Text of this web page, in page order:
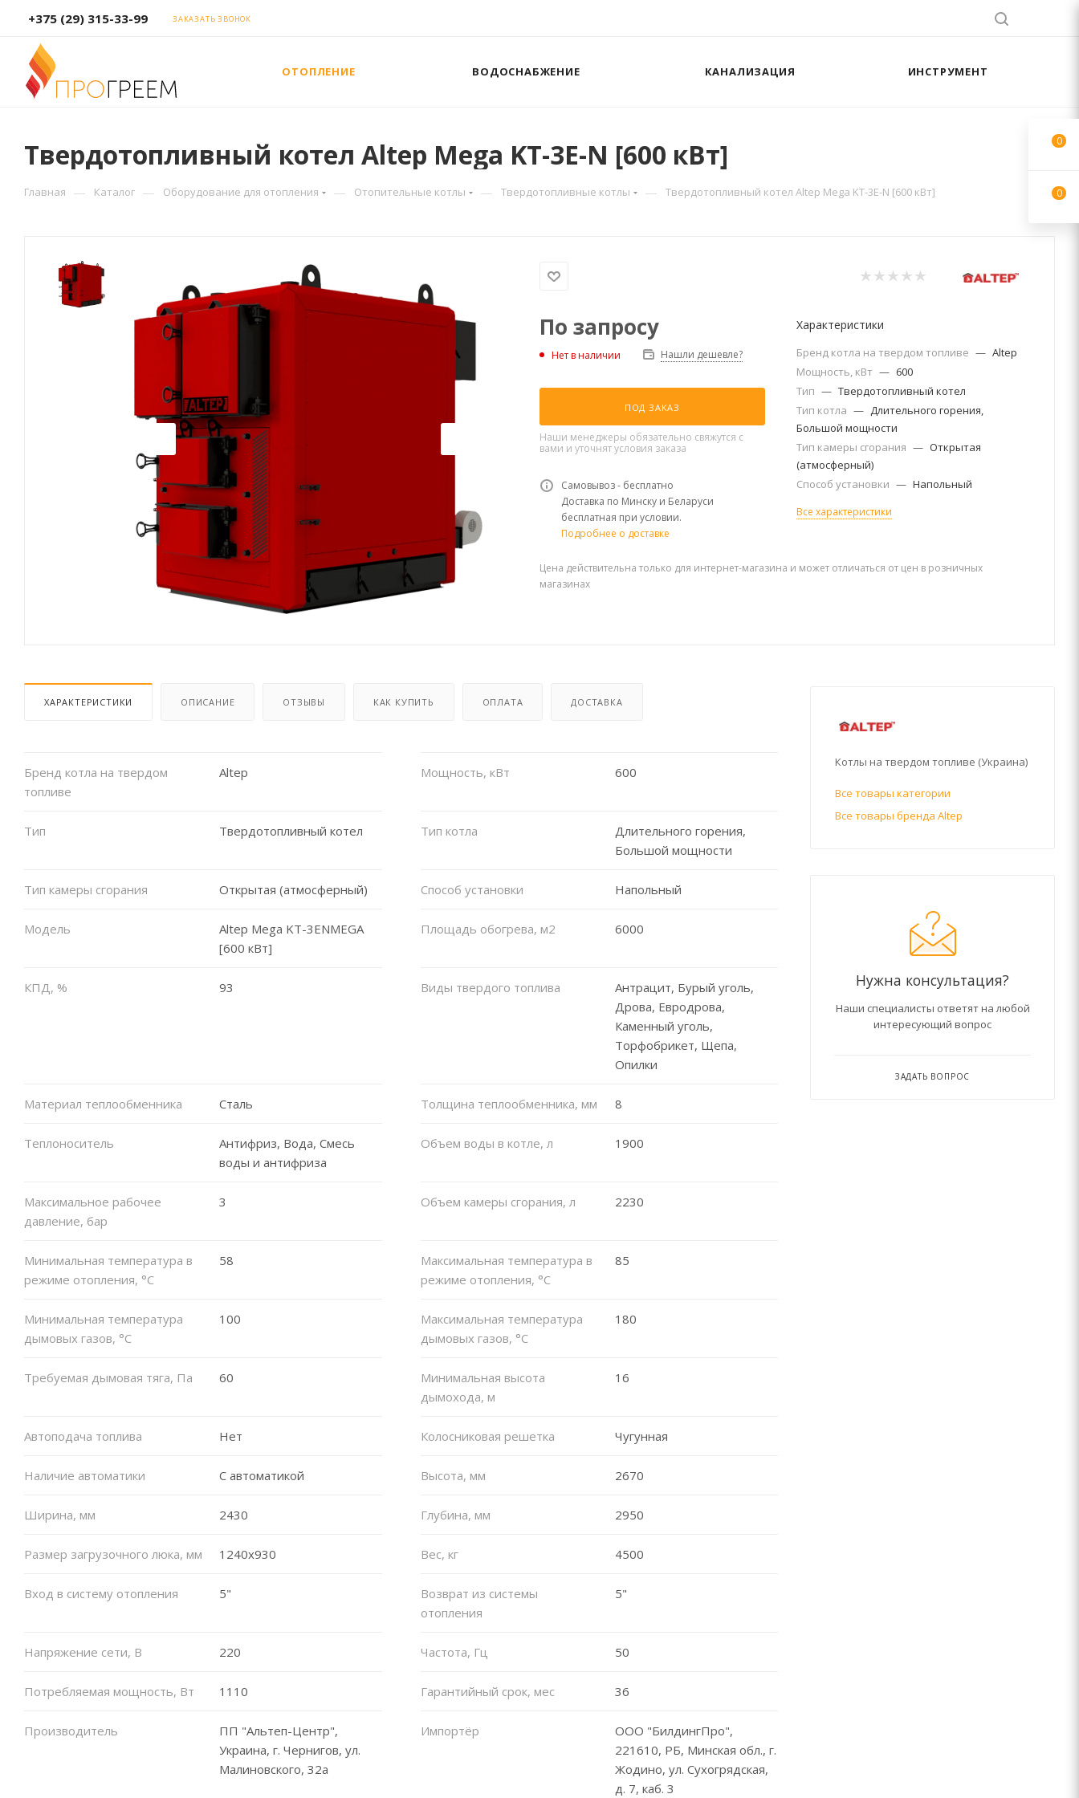
+375 (29) 315-33-99 ЗАКАЗАТЬ ЗВОНОК
ОТОПЛЕНИЕ ВОДОСНАБЖЕНИЕ КАНАЛИЗАЦИЯ ИНСТРУМЕНТ
Твердотопливный котел Altep Mega KT-3E-N [600 кВт]
Главная — Каталог — Оборудование для отопления — Отопительные котлы — Твердотопливные котлы — Твердотопливный котел Altep Mega KT-3E-N [600 кВт]
По запросу
Нет в наличии Нашли дешевле?
ПОД ЗАКАЗ
Наши менеджеры обязательно свяжутся с
вами и уточнят условия заказа
Самовывоз - бесплатно
Доставка по Минску и Беларуси
бесплатная при условии.
Подробнее о доставке
Характеристики
Бренд котла на твердом топливе — Altep
Мощность, кВт — 600
Тип — Твердотопливный котел
Тип котла — Длительного горения,
Большой мощности
Тип камеры сгорания — Открытая
(атмосферный)
Способ установки — Напольный
Все характеристики
Цена действительна только для интернет-магазина и может отличаться от цен в розничных
магазинах
ХАРАКТЕРИСТИКИ ОПИСАНИЕ ОТЗЫВЫ КАК КУПИТЬ ОПЛАТА ДОСТАВКА
Бренд котла на твердом
топливе
Altep Мощность, кВт 600
Тип Твердотопливный котел Тип котла
Длительного горения,
Большой мощности
Тип камеры сгорания Открытая (атмосферный) Способ установки Напольный
Модель
Altep Mega KT-3ENMEGA
[600 кВт]
Площадь обогрева, м2 6000
КПД, % 93 Виды твердого топлива
Антрацит, Бурый уголь,
Дрова, Евродрова,
Каменный уголь,
Торфобрикет, Щепа,
Опилки
Материал теплообменника Сталь Толщина теплообменника, мм 8
Теплоноситель
Антифриз, Вода, Смесь
воды и антифриза
Объем воды в котле, л 1900
Максимальное рабочее
давление, бар
3 Объем камеры сгорания, л 2230
Минимальная температура в
режиме отопления, °C
58
Максимальная температура в
режиме отопления, °C
85
Минимальная температура
дымовых газов, °C
100
Максимальная температура
дымовых газов, °C
180
Требуемая дымовая тяга, Па 60
Минимальная высота
дымохода, м
16
Автоподача топлива Нет Колосниковая решетка Чугунная
Наличие автоматики С автоматикой Высота, мм 2670
Ширина, мм 2430 Глубина, мм 2950
Размер загрузочного люка, мм 1240x930 Вес, кг 4500
Вход в систему отопления 5"
Возврат из системы
отопления
5"
Напряжение сети, В 220 Частота, Гц 50
Потребляемая мощность, Вт 1110 Гарантийный срок, мес 36
Производитель
ПП "Альтеп-Центр",
Украина, г. Чернигов, ул.
Малиновского, 32а
Импортёр
ООО "БилдингПро",
221610, РБ, Минская обл., г.
Жодино, ул. Сухогрядская,
д. 7, каб. 3
Котлы на твердом топливе (Украина)
Все товары категории
Все товары бренда Altep
Нужна консультация?
Наши специалисты ответят на любой
интересующий вопрос
ЗАДАТЬ ВОПРОС
0
0